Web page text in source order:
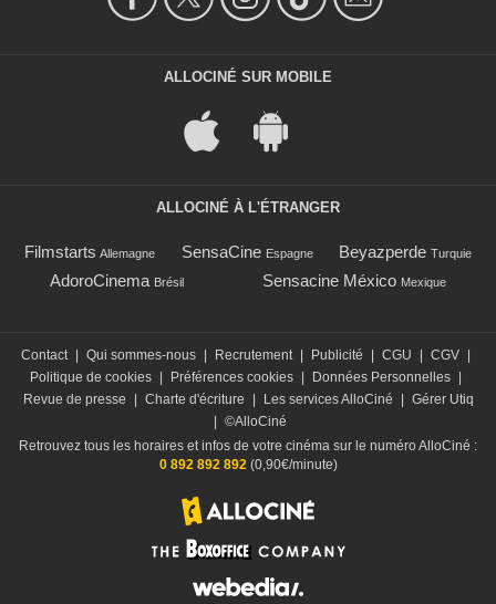
ALLOCINÉ SUR MOBILE
ALLOCINÉ À L'ÉTRANGER
Filmstarts Allemagne SensaCine Espagne Beyazperde Turquie
AdoroCinema Brésil Sensacine México Mexique
Contact | Qui sommes-nous | Recrutement | Publicité | CGU | CGV |
Politique de cookies | Préférences cookies | Données Personnelles |
Revue de presse
| Charte d'écriture | Les services AlloCiné | Gérer Utiq
| ©AlloCiné
Retrouvez tous les horaires et infos de votre cinéma sur le numéro AlloCiné :
0 892 892 892 (0,90€/minute)